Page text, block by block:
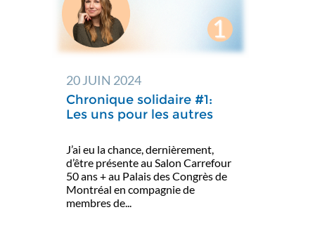
20 JUIN 2024
Chronique solidaire #1:
Les uns pour les autres
J’ai eu la chance, dernièrement,
d’être présente au Salon Carrefour
50 ans + au Palais des Congrès de
Montréal en compagnie de
membres de...